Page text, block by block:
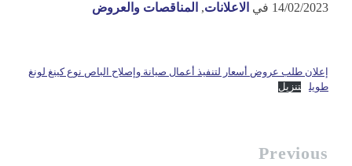
14/02/2023 في الاعلانات, المناقصات والعروض
إعلان طلب عروض أسعار لتنفيذ أعمال صيانة وإصلاح الباص نوع كينغ لونغ
طويل
تنزيل
Previous